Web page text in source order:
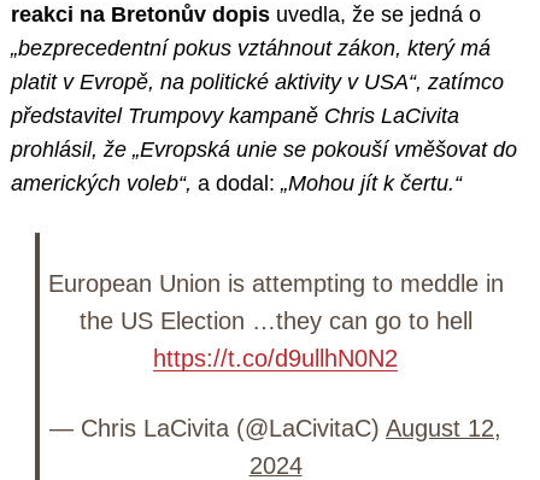
reakci na Bretonův dopis uvedla, že se jedná o
„bezprecedentní pokus vztáhnout zákon, který má
platit v Evropě, na politické aktivity v USA“, zatímco
představitel Trumpovy kampaně Chris LaCivita
prohlásil, že „Evropská unie se pokouší vměšovat do
amerických voleb“, a dodal: „Mohou jít k čertu.“
European Union is attempting to meddle in
the US Election …they can go to hell
https://t.co/d9ullhN0N2
— Chris LaCivita (@LaCivitaC) August 12,
2024